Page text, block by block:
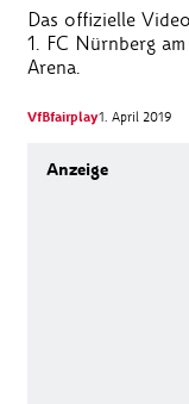
Das offizielle
1. FC Nürnberg
Arena.
VfBfairplay1. April 2019